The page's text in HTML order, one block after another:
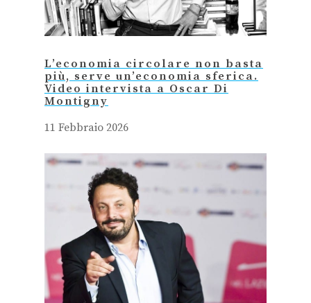
L’economia circolare non basta
più, serve un’economia sferica.
Video intervista a Oscar Di
Montigny
11 Febbraio 2026